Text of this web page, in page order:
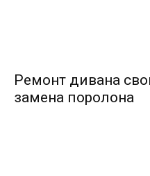
Ремонт дивана
замена поролона